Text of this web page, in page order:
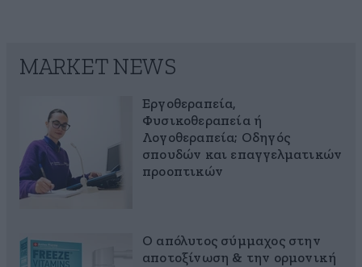
MARKET NEWS
Εργοθεραπεία,
Φυσικοθεραπεία ή
Λογοθεραπεία; Οδηγός
σπουδών και επαγγελματικών
προοπτικών
Ο απόλυτος σύμμαχος στην
αποτοξίνωση & την ορμονική